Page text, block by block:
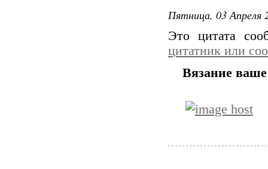
Пятница, 03 Апреля
Это цитата
цитатник или
Вязание